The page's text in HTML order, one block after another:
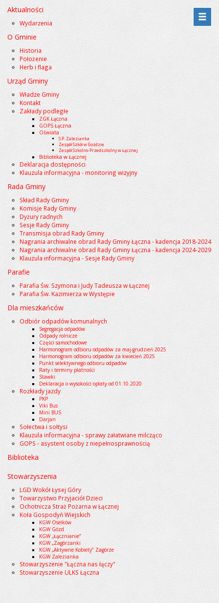
Aktualności
Wydarzenia
O Gminie
Historia
Położenie
Herb i flaga
Urząd Gminy
Władze Gminy
Kontakt
Zakłady podległe
ZGK Łączna
GOPS Łączna
Oświata
S.P. Zalezianka
Zespół Szkół w Gozdzie
Zespół Szkolno-Przedszkolny w Łącznej
Biblioteka w Łącznej
Deklaracja dostępności
Klauzula informacyjna - monitoring wizyjny
Rada Gminy
Skład Rady Gminy
Komisje Rady Gminy
Dyżury radnych
Sesje Rady Gminy
Transmisja obrad Rady Gminy
Nagrania archiwalne obrad Rady Gminy Łączna - kadencja 2018-2024
Nagrania archiwalne obrad Rady Gminy Łączna - kadencja 2024-2029
Klauzula informacyjna - Sesje Rady Gminy
Parafie
Parafia Św. Szymona i Judy Tadeusza w Łącznej
Parafia Św. Kazimierza w Występie
Dla mieszkańców
Odbiór odpadów komunalnych
Segregacja odpadów
Odpady rolnicze
Części samochodowe
Harmonogram odbioru odpadów za maj-grudzień 2025
Harmonogram odbioru odpadów za kwiecień 2025
Punkt selektywnego odbioru odpadów
Raty i terminy płatności
Stawki
Deklaracja o wysokości opłaty od 01.10.2020
Rozkłady jazdy
PKP
Viki Bus
Mini BUS
Darjan
Sołectwa i sołtysi
Klauzula informacyjna - sprawy załatwiane milcząco
GOPS - asystent osoby z niepełnosprawnością
Biblioteka
Stowarzyszenia
LGD Wokół Łysej Góry
Towarzystwo Przyjaciół Dzieci
Ochotnicza Straż Pożarna w Łącznej
Koła Gospodyń Wiejskich
KGW Osełków
KGW Gózd
KGW „Łącznianie”
KGW „Zagórzanki
KGW „Aktywne Kobiety” Zagórze
KGW Zalezianka
Stowarzyszenie "Łączna nas łączy"
Stowarzyszenie ULKS Łączna
Przejdź
do
menu
Przejdź
do
treści